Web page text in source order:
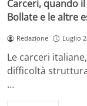
Carceri, quando
Bollate e le altre
Redazione Luglio
Le carceri
difficoltà
…